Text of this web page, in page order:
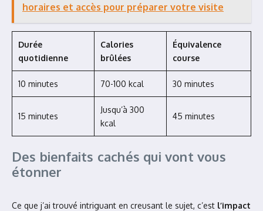
horaires et accès pour préparer votre visite
Durée
quotidienne
Calories
brûlées
Équivalence
course
10 minutes 70-100 kcal 30 minutes
15 minutes
Jusqu’à 300
kcal
45 minutes
Des bienfaits cachés qui vont vous
étonner
Ce que j’ai trouvé intriguant en creusant le sujet, c’est l’impact